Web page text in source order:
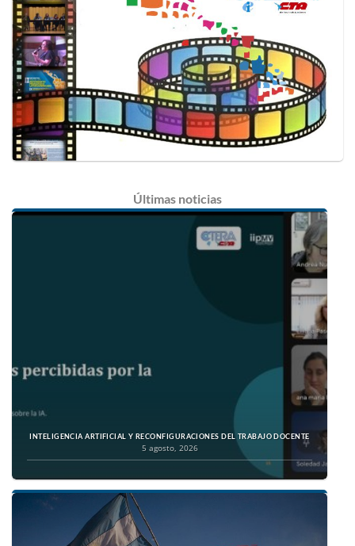
Últimas noticias
INTELIGENCIA ARTIFICIAL Y RECONFIGURACIONES DEL TRABAJO DOCENTE
5 agosto, 2026